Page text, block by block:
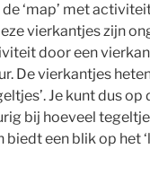
‘map’ met
vierkantjes zijn
door een
De vierkantjes heten
Je kunt dus op
bij hoeveel
een blik op het